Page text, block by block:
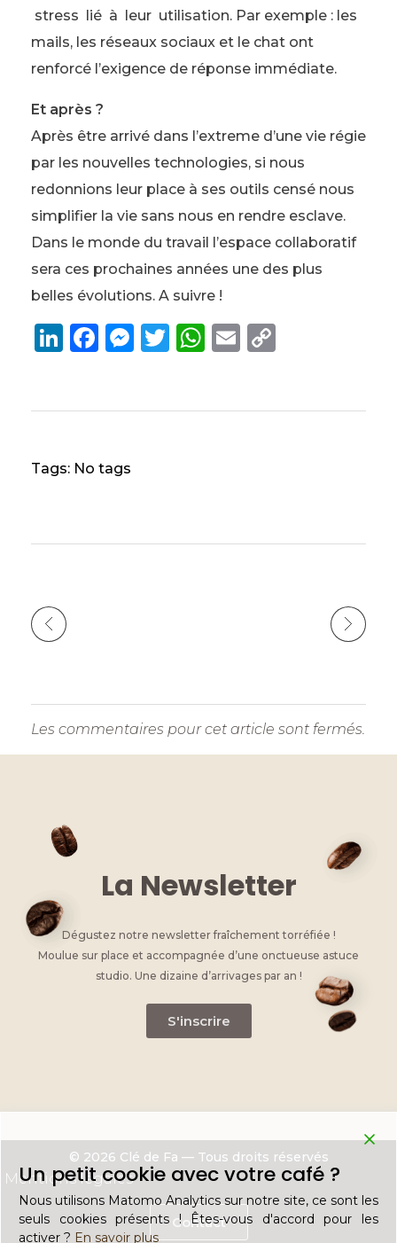
stress lié à leur utilisation. Par exemple : les
mails, les réseaux sociaux et le chat ont
renforcé l’exigence de réponse immédiate.
Et après ?
Après être arrivé dans l’extreme d’une vie régie
par les nouvelles technologies, si nous
redonnions leur place à ses outils censé nous
simplifier la vie sans nous en rendre esclave.
Dans le monde du travail l’espace collaboratif
sera ces prochaines années une des plus
belles évolutions. A suivre !
Li
e
n
F
e
o
k
M
e
T
te
W
ts
E
l
y
Tags: No tags
Les commentaires pour cet article sont fermés.
La Newsletter
Dégustez notre newsletter fraîchement torréfiée !
Moulue sur place et accompagnée d’une onctueuse astuce
studio. Une dizaine d’arrivages par an !
S'inscrire
© 2026 Clé de Fa — Tous droits réservés
Mentions légales
Contact
Un petit cookie avec votre café ?
Nous utilisons Matomo Analytics sur notre site, ce sont les
seuls cookies présents ! Êtes-vous d'accord pour les
activer ? En savoir plus